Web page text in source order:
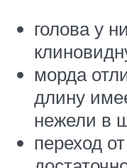
голова у
морда
длину
нежели в
переход